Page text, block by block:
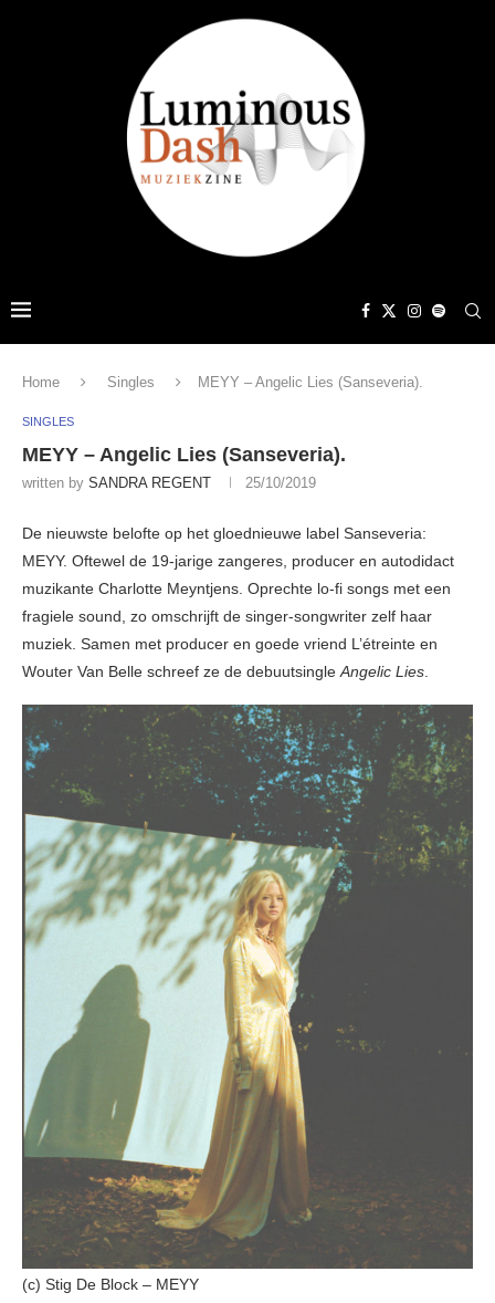
Home Singles MEYY – Angelic Lies (Sanseveria).
SINGLES
MEYY – Angelic Lies (Sanseveria).
written by SANDRA REGENT 25/10/2019
De nieuwste belofte op het gloednieuwe label Sanseveria:
MEYY. Oftewel de 19-jarige zangeres, producer en autodidact
muzikante Charlotte Meyntjens. Oprechte lo-fi songs met een
fragiele sound, zo omschrijft de singer-songwriter zelf haar
muziek. Samen met producer en goede vriend L’étreinte en
Wouter Van Belle schreef ze de debuutsingleAngelic Lies.
(c) Stig De Block – MEYY